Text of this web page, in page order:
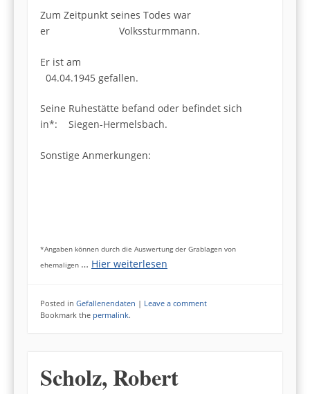
Zum Zeitpunkt seines Todes war
er Volkssturmmann.
Er ist am
04.04.1945 gefallen.
Seine Ruhestätte befand oder befindet sich
in*: Siegen-Hermelsbach.
Sonstige Anmerkungen:
*Angaben können durch die Auswertung der Grablagen von
ehemaligen … Hier weiterlesen
Posted in Gefallenendaten | Leave a comment
Bookmark the permalink.
Scholz, Robert